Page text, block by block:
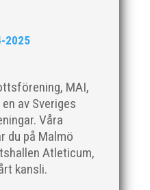
2025
MAI,
av Sveriges
Våra
du på Malmö
Atleticum,
kansli.
Idrottsförening (MAI)
gemenskap och
Idrottsförening
strategisk,